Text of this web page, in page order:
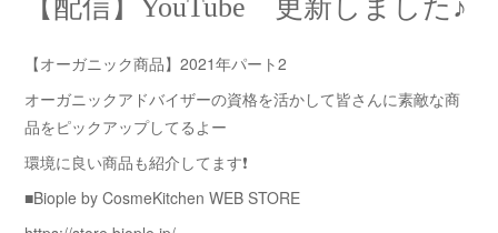
【配信】YouTube 更新しました♪
【オーガニック商品】2021年パート2
オーガニックアドバイザーの資格を活かして皆さんに素敵な商
品をピックアップしてるよー
環境に良い商品も紹介してます❗️
■Biople by CosmeKitchen WEB STORE